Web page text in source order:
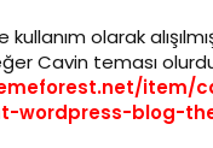
olarak
Cavin teması
item/
wordpress-blog-